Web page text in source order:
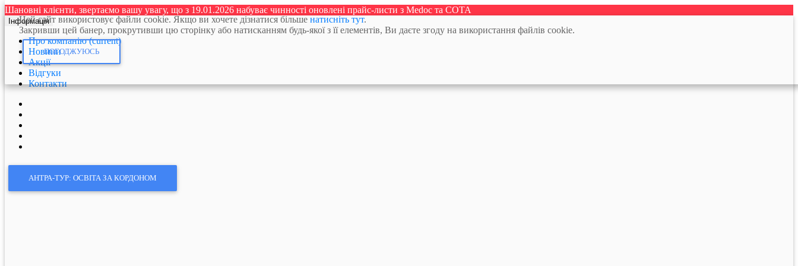
Шановні клієнти, звертаємо вашу увагу, що з 19.01.2026 набуває чинності оновлені прайс-листи з Medoc та СОТА
Інформація
Про компанію(current)
Новини
Акції
Відгуки
Контакти
АНТРА-ТУР: ОСВІТА ЗА КОРДОНОМ
Цей сайт використовує файли cookie. Якщо ви хочете дізнатися більше натисніть тут.
Закривши цей банер, прокрутивши цю сторінку або натисканням будь-якої з її елементів, Ви даєте згоду на використання файлів cookie.
ПОГОДЖУЮСЬ